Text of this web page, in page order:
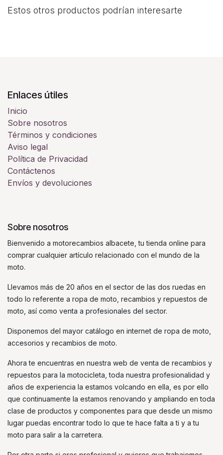
Estos otros productos podrían interesarte
Enlaces útiles
Inicio
Sobre nosotros
Términos y condiciones
Aviso legal
Política de Privacidad
Contáctenos
Envíos y devoluciones
Sobre nosotros
Bienvenido a motorecambios albacete, tu tienda online para
comprar cualquier artículo relacionado con el mundo de la
moto.
Llevamos más de 20 años en el sector de las dos ruedas en
todo lo referente a ropa de moto, recambios y repuestos de
moto, así como venta a profesionales del sector.
Disponemos del mayor catálogo en internet de ropa de moto,
accesorios y recambios de moto.
Ahora te encuentras en nuestra web de venta de recambios y
repuestos para la motocicleta, toda nuestra profesionalidad y
años de experiencia la estamos volcando en ella, es por ello
que continuamente la estamos renovando y ampliando en toda
clase de productos y componentes para que desde un mismo
lugar puedas encontrar todo lo que te hace falta a ti y a tu
moto para salir a la carretera.